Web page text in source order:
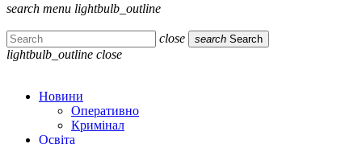
search menu lightbulb_outline
close search Search
lightbulb_outline close
Новини
Оперативно
Кримінал
Освіта